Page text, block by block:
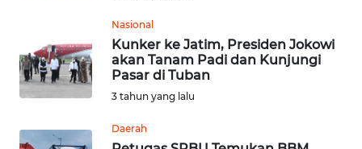
Nasional
Kunker ke Jatim, Presiden Jokowi
akan Tanam Padi dan Kunjungi
Pasar di Tuban
3 tahun yang lalu
Daerah
NTB
WN